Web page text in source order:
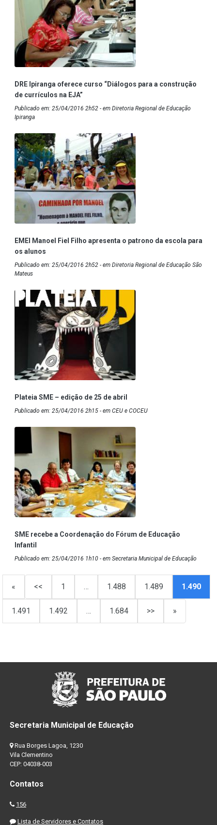
DRE Ipiranga oferece curso “Diálogos para a construção
de currículos na EJA”
Publicado em: 25/04/2016 2h52 - em Diretoria Regional de Educação
Ipiranga
EMEI Manoel Fiel Filho apresenta o patrono da escola para
os alunos
Publicado em: 25/04/2016 2h52 - em Diretoria Regional de Educação São
Mateus
Plateia SME – edição de 25 de abril
Publicado em: 25/04/2016 2h15 - em CEU e COCEU
SME recebe a Coordenação do Fórum de Educação
Infantil
Publicado em: 25/04/2016 1h10 - em Secretaria Municipal de Educação
« << 1 … 1.488 1.489 1.490
1.491 1.492 … 1.684 >> »
Secretaria Municipal de Educação
Rua Borges Lagoa, 1230
Vila Clementino
CEP: 04038-003
Contatos
156
Lista de Servidores e Contatos